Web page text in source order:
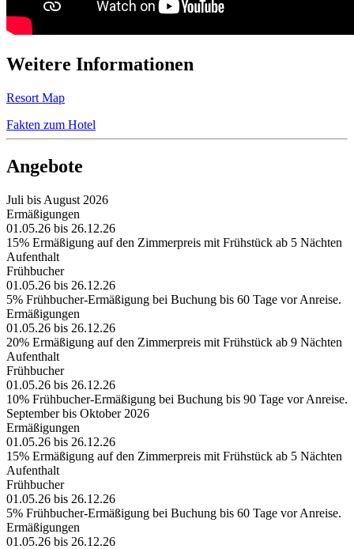
Weitere Informationen
Resort Map
Fakten zum Hotel
Angebote
Juli bis August 2026
Ermäßigungen
01.05.26 bis 26.12.26
15% Ermäßigung auf den Zimmerpreis mit Frühstück ab 5 Nächten
Aufenthalt
Frühbucher
01.05.26 bis 26.12.26
5% Frühbucher-Ermäßigung bei Buchung bis 60 Tage vor Anreise.
Ermäßigungen
01.05.26 bis 26.12.26
20% Ermäßigung auf den Zimmerpreis mit Frühstück ab 9 Nächten
Aufenthalt
Frühbucher
01.05.26 bis 26.12.26
10% Frühbucher-Ermäßigung bei Buchung bis 90 Tage vor Anreise.
September bis Oktober 2026
Ermäßigungen
01.05.26 bis 26.12.26
15% Ermäßigung auf den Zimmerpreis mit Frühstück ab 5 Nächten
Aufenthalt
Frühbucher
01.05.26 bis 26.12.26
5% Frühbucher-Ermäßigung bei Buchung bis 60 Tage vor Anreise.
Ermäßigungen
01.05.26 bis 26.12.26